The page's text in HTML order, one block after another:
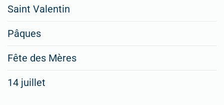
Saint Valentin
Pâques
Fête des Mères
14 juillet